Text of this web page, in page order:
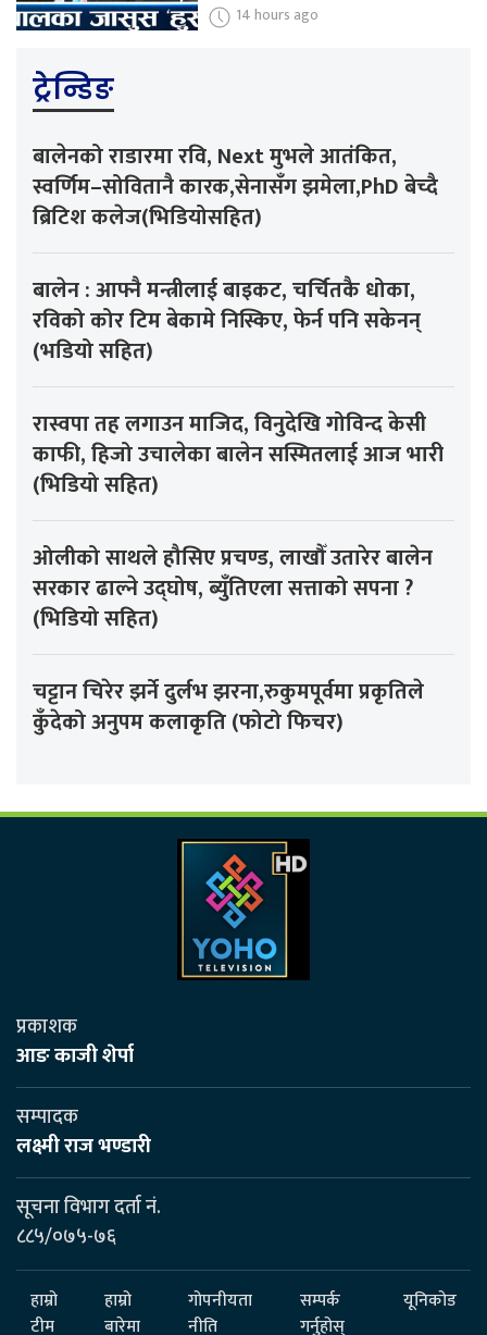
14 hours ago
ट्रेन्डिङ
बालेनको राडारमा रवि, Next मुभले आतंकित,
स्वर्णिम–सोवितानै कारक,सेनासँग झमेला,PhD बेच्दै
ब्रिटिश कलेज(भिडियोसहित)
बालेन : आफ्नै मन्त्रीलाई बाइकट, चर्चितकै धोका,
रविको कोर टिम बेकामे निस्किए, फेर्न पनि सकेनन्
(भडियो सहित)
रास्वपा तह लगाउन माजिद, विनुदेखि गोविन्द केसी
काफी, हिजो उचालेका बालेन सस्मितलाई आज भारी
(भिडियो सहित)
ओलीको साथले हौसिए प्रचण्ड, लाखौँ उतारेर बालेन
सरकार ढाल्ने उद्घोष, ब्युँतिएला सत्ताको सपना ?
(भिडियो सहित)
चट्टान चिरेर झर्ने दुर्लभ झरना,रुकुमपूर्वमा प्रकृतिले
कुँदेको अनुपम कलाकृति (फोटो फिचर)
प्रकाशक
आङ काजी शेर्पा
सम्पादक
लक्ष्मी राज भण्डारी
सूचना विभाग दर्ता नं.
८८५/०७५-७६
हाम्रो
टीम
हाम्रो
बारेमा
गोपनीयता
नीति
सम्पर्क
गर्नुहोस्
यूनिकोड